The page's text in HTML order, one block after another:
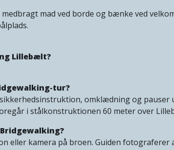
mad ved borde og bænke ved
Lillebælt?
tur?
omklædning og pauser
i stålkonstruktionen 60 meter over
eller kamera på broen. Guiden fotograferer